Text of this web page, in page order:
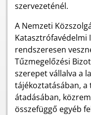
szervezeténél.
A Nemzeti
Katasztrófavédelmi
rendszeresen
Tűzmegelőzési
szerepet vállalva a
tájékoztatásában,
átadásában,
összefüggő egyéb